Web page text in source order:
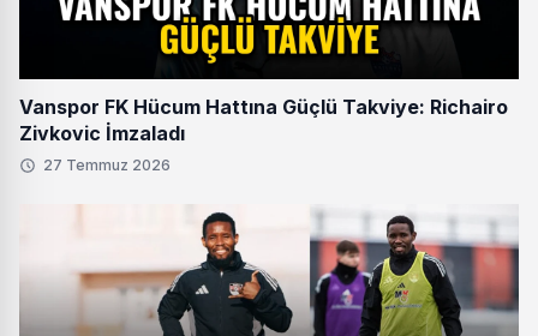
Vanspor FK Hücum Hattına Güçlü Takviye: Richairo
Zivkovic İmzaladı
27 Temmuz 2026